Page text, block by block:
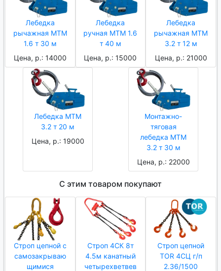
Лебедка
рычажная МТМ
1.6 т 30 м
Цена, р.: 14000
Лебедка
ручная МТМ 1.6
т 40 м
Цена, р.: 15000
Лебедка
рычажная МТМ
3.2 т 12 м
Цена, р.: 21000
Лебедка МТМ
3.2 т 20 м
Цена, р.: 19000
Монтажно-
тяговая
лебедка МТМ
3.2 т 30 м
Цена, р.: 22000
С этим товаром покупают
Строп цепной с
самозакрываю
щимися
Строп 4СК 8т
4.5м канатный
четырехветвев
Строп цепной
TOR 4СЦ г/п
2.36/1500